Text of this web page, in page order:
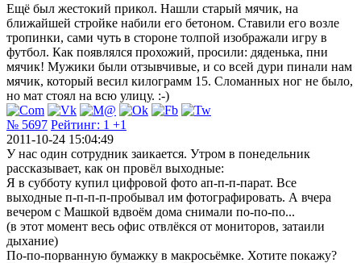
Ещё был жестокий прикол. Нашли старый мячик, на
ближайшей стройке набили его бетоном. Ставили его возле
тропинки, сами чуть в стороне толпой изображали игру в
футбол. Как появлялся прохожий, просили: дяденька, пни
мячик! Мужики были отзывчивые, и со всей дури пинали нам
мячик, который весил килограмм 15. Сломанных ног не было,
но мат стоял на всю улицу. :-)
№ 5697 Рейтинг: 1 +1
2011-10-24 15:04:49
У нас один сотрудник заикается. Утром в понедельник
рассказывает, как он провёл выходные:
Я в субботу купил цифровой фото ап-п-п-парат. Все
выходные п-п-п-п-пробывал им фотографировать. А вчера
вечером с Машкой вдвоём дома снимали по-по-по...
(в этот момент весь офис отвлёкся от мониторов, затаили
дыхание)
По-по-порванную бумажку в макросьёмке. Хотите покажу?